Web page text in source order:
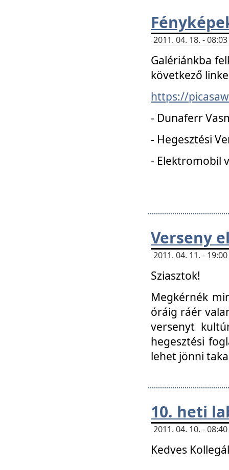
2011. 04. 18. -
Galériánkba
következő
https://
- Dunaferr
- Hegesztési
- Elektromobil
Verseny
2011. 04. 11. -
Sziasztok!
Megkérnék
óráig ráér
versenyt
hegesztési
lehet jönni
10. heti
2011. 04. 10. -
Kedves